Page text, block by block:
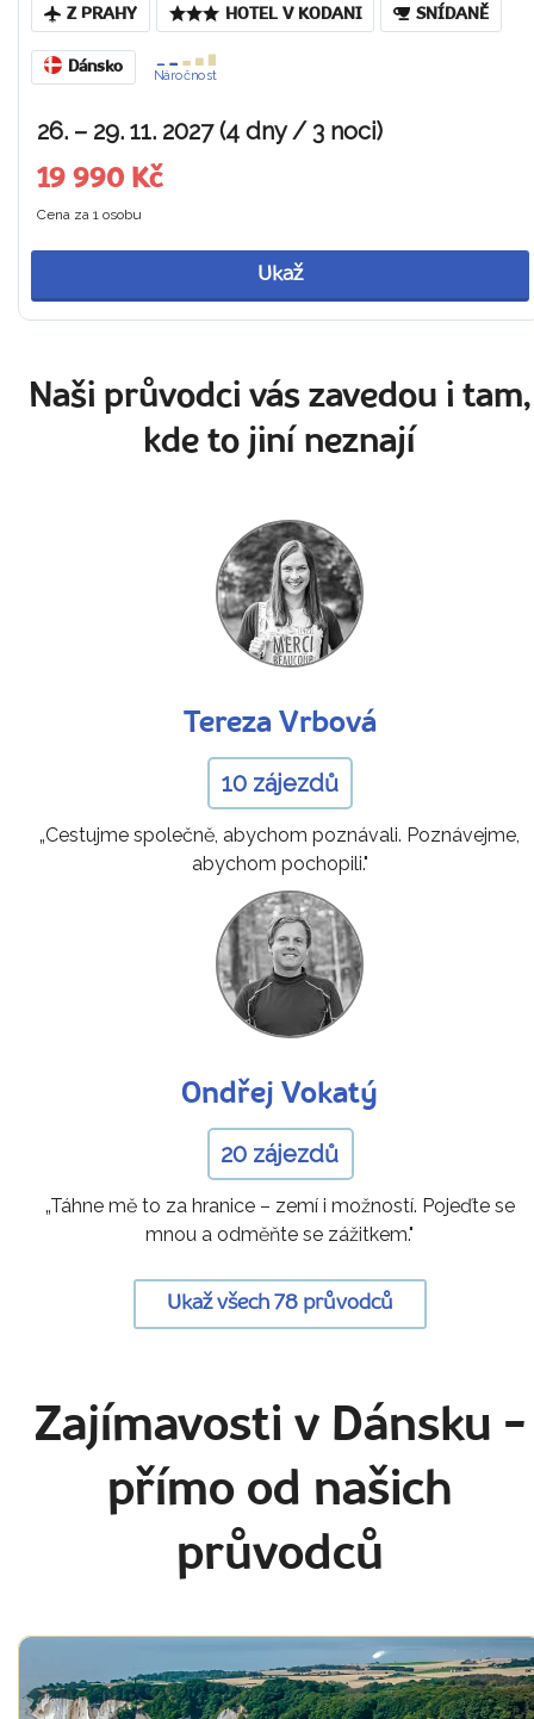
Z PRAHY HOTEL V KODANI SNÍDANĚ
Dánsko
Náročnost
26. – 29. 11. 2027 (4 dny / 3 noci)
19 990 Kč
Cena za 1 osobu
Ukaž
Naši průvodci vás zavedou i tam,
kde to jiní neznají
Tereza Vrbová
10 zájezdů
„Cestujme společně, abychom poznávali. Poznávejme,
abychom pochopili."
Ondřej Vokatý
20 zájezdů
„Táhne mě to za hranice – zemí i možností. Pojeďte se
mnou a odměňte se zážitkem."
Ukaž všech 78 průvodců
Zajímavosti v Dánsku -
přímo od našich
průvodců